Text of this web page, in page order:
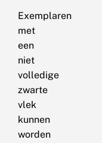
Exemplaren
met
een
niet
volledige
zwarte
vlek
kunnen
worden